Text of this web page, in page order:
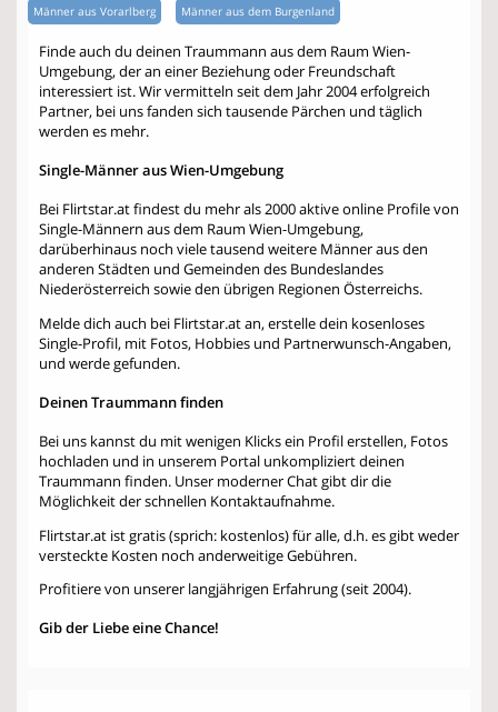
Männer aus Vorarlberg Männer aus dem Burgenland
Finde auch du deinen Traummann aus dem Raum Wien-
Umgebung, der an einer Beziehung oder Freundschaft
interessiert ist. Wir vermitteln seit dem Jahr 2004 erfolgreich
Partner, bei uns fanden sich tausende Pärchen und täglich
werden es mehr.
Single-Männer aus Wien-Umgebung
Bei Flirtstar.at findest du mehr als 2000 aktive online Profile von
Single-Männern aus dem Raum Wien-Umgebung,
darüberhinaus noch viele tausend weitere Männer aus den
anderen Städten und Gemeinden des Bundeslandes
Niederösterreich sowie den übrigen Regionen Österreichs.
Melde dich auch bei Flirtstar.at an, erstelle dein kosenloses
Single-Profil, mit Fotos, Hobbies und Partnerwunsch-Angaben,
und werde gefunden.
Deinen Traummann finden
Bei uns kannst du mit wenigen Klicks ein Profil erstellen, Fotos
hochladen und in unserem Portal unkompliziert deinen
Traummann finden. Unser moderner Chat gibt dir die
Möglichkeit der schnellen Kontaktaufnahme.
Flirtstar.at ist gratis (sprich: kostenlos) für alle, d.h. es gibt weder
versteckte Kosten noch anderweitige Gebühren.
Profitiere von unserer langjährigen Erfahrung (seit 2004).
Gib der Liebe eine Chance!